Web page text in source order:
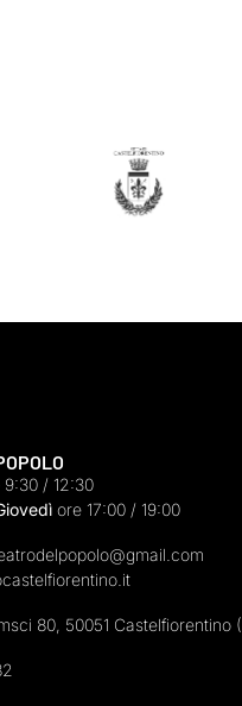
9:30 / 12:30
ore 17:00 / 19:00
80, 50051 Castelfiorentino